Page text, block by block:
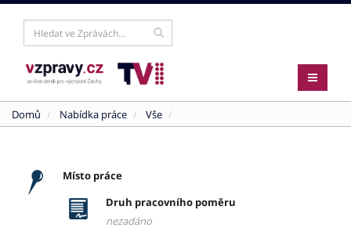
Domů Nabídka práce Vše
Místo práce
Druh pracovního poměru
nezadáno